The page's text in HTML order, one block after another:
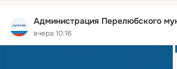
вчера 10:16